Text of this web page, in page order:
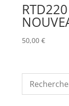
50,00 €